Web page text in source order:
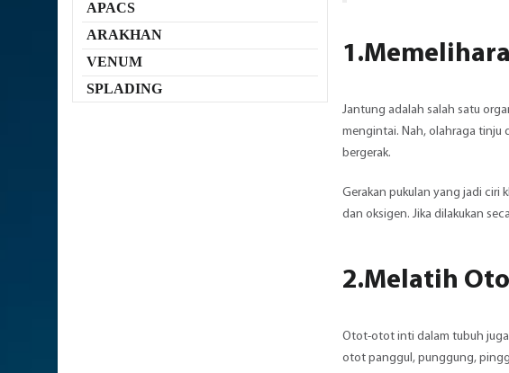
Jantung adalah salah satu
mengintai. Nah, olahraga tinju
bergerak.
Gerakan pukulan yang jadi ciri
dan oksigen. Jika dilakukan
2.Melatih
Otot-otot inti dalam tubuh
otot panggul, punggung,
APACS
ARAKHAN
VENUM
SPLADING